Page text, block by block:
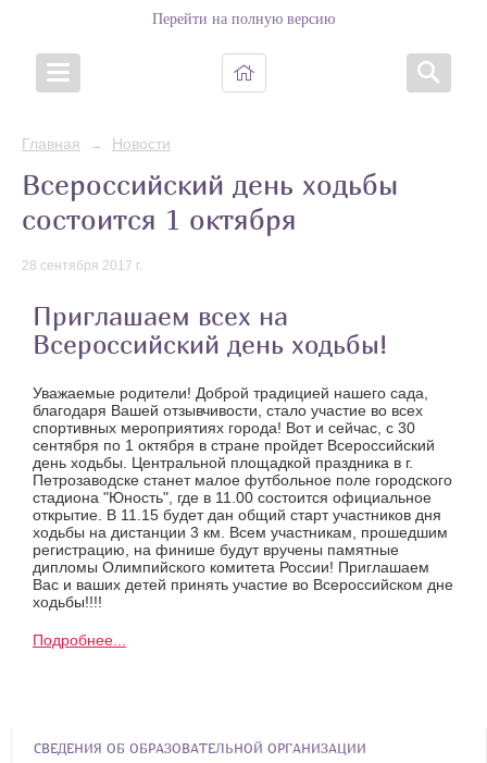
Перейти на полную версию
Главная → Новости
Всероссийский день ходьбы
состоится 1 октября
28 сентября 2017 г.
Приглашаем всех на
Всероссийский день ходьбы!
Уважаемые родители! Доброй традицией нашего сада,
благодаря Вашей отзывчивости, стало участие во всех
спортивных мероприятиях города! Вот и сейчас, с 30
сентября по 1 октября в стране пройдет Всероссийский
день ходьбы. Центральной площадкой праздника в г.
Петрозаводске станет малое футбольное поле городского
стадиона "Юность", где в 11.00 состоится официальное
открытие. В 11.15 будет дан общий старт участников дня
ходьбы на дистанции 3 км. Всем участникам, прошедшим
регистрацию, на финише будут вручены памятные
дипломы Олимпийского комитета России! Приглашаем
Вас и ваших детей принять участие во Всероссийском дне
ходьбы!!!!
Подробнее...
СВЕДЕНИЯ ОБ ОБРАЗОВАТЕЛЬНОЙ ОРГАНИЗАЦИИ